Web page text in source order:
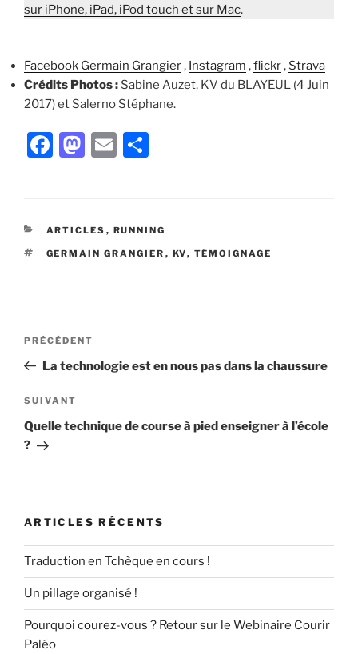
sur iPhone, iPad, iPod touch et sur Mac.
Facebook Germain Grangier, Instagram ,flickr, Strava
Crédits Photos : Sabine Auzet, KV du BLAYEUL (4 Juin
2017) et Salerno Stéphane.
F
e
b
M
o
d
E
l
g
er
CATÉGORIES
ARTICLES , RUNNING
ÉTIQUETTES
GERMAIN GRANGIER , KV, TÉMOIGNAGE
Navigation
l’article
Article
précédent
PRÉCÉDENT
La technologie est en nous pas dans la chaussure
Article
suivant
SUIVANT
Quelle technique de course à pied enseigner à l’école
?
ARTICLES RÉCENTS
Traduction en Tchèque en cours !
Un pillage organisé !
Pourquoi courez-vous ? Retour sur le Webinaire Courir
Paléo